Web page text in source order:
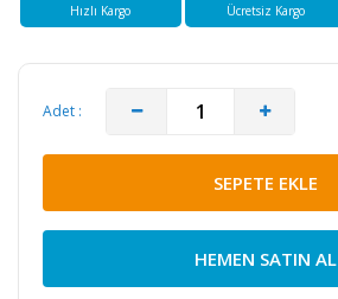
Hızlı Kargo Ücretsiz Kargo
Adet :
SEPETE EKLE
HEMEN SATIN AL